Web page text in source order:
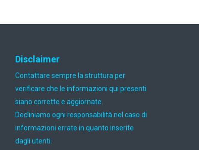
Disclaimer
Contattare sempre la struttura per
verificare che le informazioni qui presenti
siano corrette e aggiornate.
Decliniamo ogni responsabilità nel caso di
informazioni errate in quanto inserite
dagli utenti.